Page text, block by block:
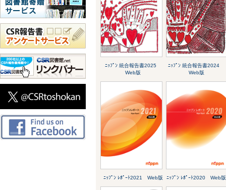
ﾆｯﾌﾟﾝ 統合報告書2025
Web版
ﾆｯﾌﾟﾝ 統合報告書2024
Web版
ﾆｯﾌﾟﾝ ﾚﾎﾟｰﾄ2021 Web版 ﾆｯﾌﾟﾝ ﾚﾎﾟｰﾄ2020 Web版